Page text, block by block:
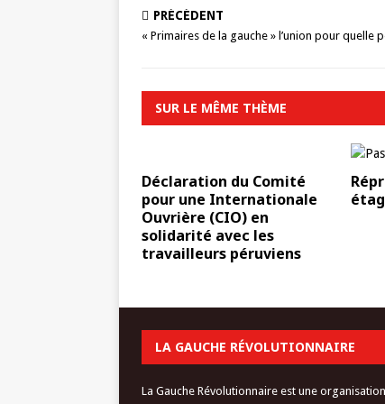
PRÉCÉDENT
« Primaires de la gauche » l’union pour quelle
SUR LE MÊME THÈME
Déclaration du Comité
pour une Internationale
Ouvrière (CIO) en
solidarité avec les
travailleurs péruviens
LA GAUCHE RÉVOLUTIONNAIRE
La Gauche Révolutionnaire est une organisation